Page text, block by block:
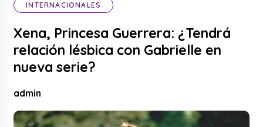
INTERNACIONALES
Xena, Princesa Guerrera: ¿Tendrá
relación lésbica con Gabrielle en
nueva serie?
admin